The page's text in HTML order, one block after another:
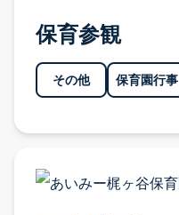
保育参観
その他 保育園行事